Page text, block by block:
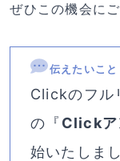
ぜひこの機会に
伝えたいこと
Clickのフル
の『 Clickア
始いたしまし